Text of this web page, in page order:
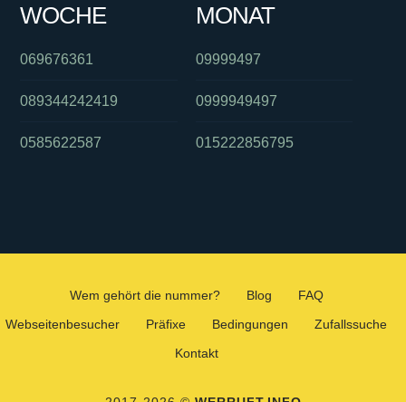
WOCHE
069676361
089344242419
0585622587
MONAT
09999497
0999949497
015222856795
Wem gehört die nummer? Blog
FAQ
Webseitenbesucher
Präfixe Bedingungen
Zufallssuche
Kontakt